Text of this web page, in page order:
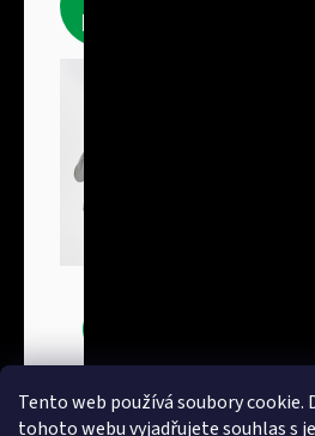
Tento web používá soubory cookie.
tohoto webu vyjadřujete souhlas s
produkty